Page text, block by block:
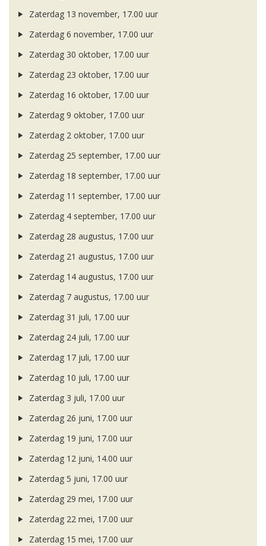
Zaterdag 13 november, 17.00 uur
Zaterdag 6 november, 17.00 uur
Zaterdag 30 oktober, 17.00 uur
Zaterdag 23 oktober, 17.00 uur
Zaterdag 16 oktober, 17.00 uur
Zaterdag 9 oktober, 17.00 uur
Zaterdag 2 oktober, 17.00 uur
Zaterdag 25 september, 17.00 uur
Zaterdag 18 september, 17.00 uur
Zaterdag 11 september, 17.00 uur
Zaterdag 4 september, 17.00 uur
Zaterdag 28 augustus, 17.00 uur
Zaterdag 21 augustus, 17.00 uur
Zaterdag 14 augustus, 17.00 uur
Zaterdag 7 augustus, 17.00 uur
Zaterdag 31 juli, 17.00 uur
Zaterdag 24 juli, 17.00 uur
Zaterdag 17 juli, 17.00 uur
Zaterdag 10 juli, 17.00 uur
Zaterdag 3 juli, 17.00 uur
Zaterdag 26 juni, 17.00 uur
Zaterdag 19 juni, 17.00 uur
Zaterdag 12 juni, 14.00 uur
Zaterdag 5 juni, 17.00 uur
Zaterdag 29 mei, 17.00 uur
Zaterdag 22 mei, 17.00 uur
Zaterdag 15 mei, 17.00 uur